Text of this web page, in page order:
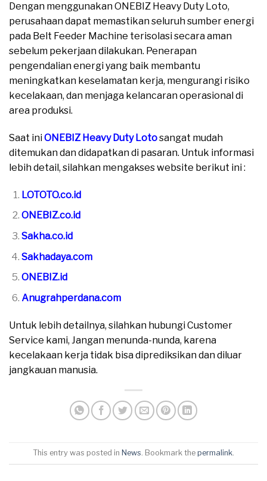
Dengan menggunakan ONEBIZ Heavy Duty Loto,
perusahaan dapat memastikan seluruh sumber energi
pada Belt Feeder Machine terisolasi secara aman
sebelum pekerjaan dilakukan. Penerapan
pengendalian energi yang baik membantu
meningkatkan keselamatan kerja, mengurangi risiko
kecelakaan, dan menjaga kelancaran operasional di
area produksi.
Saat iniONEBIZ Heavy Duty Lotosangat mudah
ditemukan dan didapatkan di pasaran. Untuk informasi
lebih detail, silahkan mengakses website berikut ini :
LOTOTO.co.id
ONEBIZ.co.id
Sakha.co.id
Sakhadaya.com
ONEBIZ.id
Anugrahperdana.com
Untuk lebih detailnya, silahkan hubungi Customer
Service kami, Jangan menunda-nunda, karena
kecelakaan kerja tidak bisa diprediksikan dan diluar
jangkauan manusia.
This entry was posted in News . Bookmark the permalink